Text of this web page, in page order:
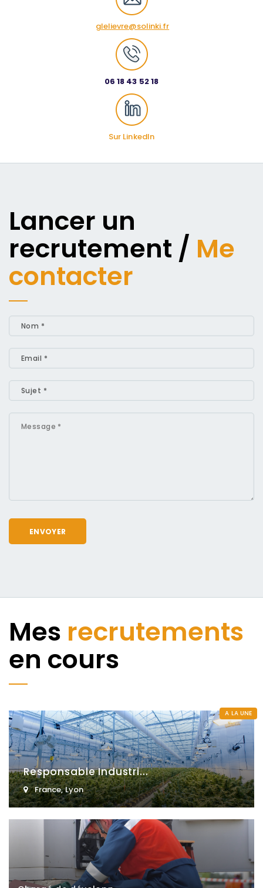
glelievre@solinki.fr
06 18 43 52 18
Sur LinkedIn
Lancer un
recrutement / Me
contacter
Mes recrutements
en cours
A LA UNE
Responsable Industri...
France,Lyon